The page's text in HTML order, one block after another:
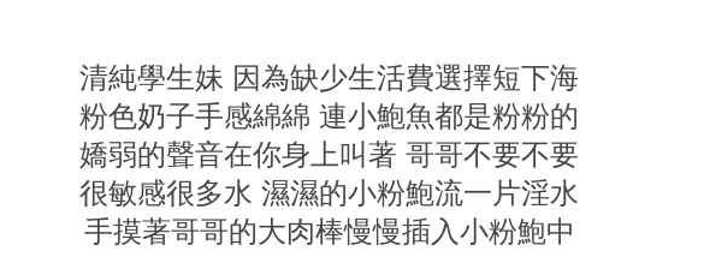
清純學生妹 因為缺少生活費選擇短下海
粉色奶子手感綿綿 連小鮑魚都是粉粉的
嬌弱的聲音在你身上叫著 哥哥不要不要
很敏感很多水 濕濕的小粉鮑流一片淫水
手摸著哥哥的大肉棒慢慢插入小粉鮑中